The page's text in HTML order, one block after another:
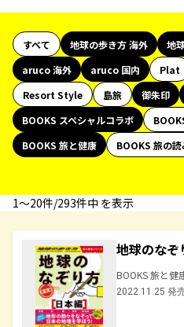
すべて 地球の歩き方 海外
地
aruco 海外
aruco 国内 Plat
Resort Style
島旅 御朱印
BOOKS スペシャルコラボ
BOOKS 旅と健康
BOOKS 旅の
1〜20件/293件中 を表示
地球のな
BOOKS 旅と健
2022.11.25 発